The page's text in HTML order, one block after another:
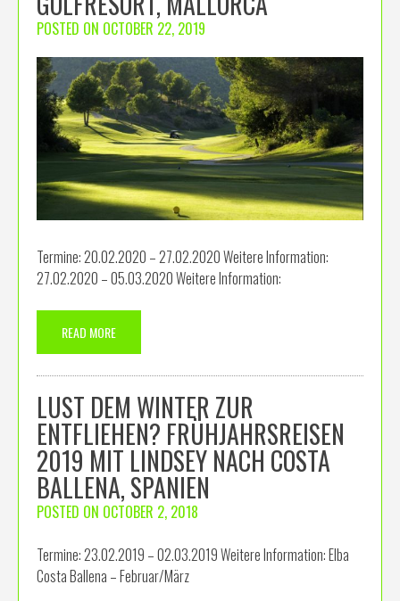
POSTED ON OCTOBER 22, 2019
Termine: 20.02.2020 – 27.02.2020 Weitere Information:
27.02.2020 – 05.03.2020 Weitere Information:
READ MORE
LUST DEM WINTER ZUR
ENTFLIEHEN? FRÜHJAHRSREISEN
2019 MIT LINDSEY NACH COSTA
BALLENA, SPANIEN
POSTED ON OCTOBER 2, 2018
Termine: 23.02.2019 – 02.03.2019 Weitere Information: Elba
Costa Ballena – Februar/März